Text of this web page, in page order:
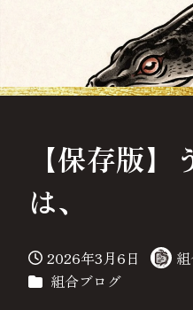
【保存版
は、
投稿日
2026年3月6日
著
カテゴリー
組合ブログ